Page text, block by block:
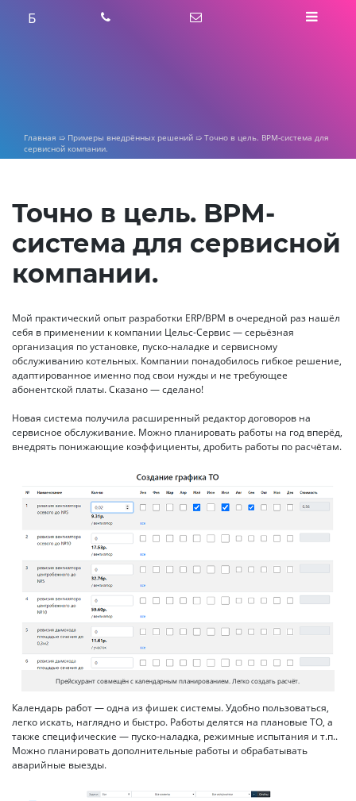
Б
Главная ➯ Примеры внедрённых решений ➯ Точно в цель. BPM-система для
сервисной компании.
Точно в цель. BPM-
система для сервисной
компании.
Мой практический опыт разработки ERP/BPM в очередной раз нашёл
себя в применении к компании Цельс-Сервис — серьёзная
организация по установке, пуско-наладке и сервисному
обслуживанию котельных. Компании понадобилось гибкое решение,
адаптированное именно под свои нужды и не требующее
абонентской платы. Сказано — сделано!
Новая система получила расширенный редактор договоров на
сервисное обслуживание. Можно планировать работы на год вперёд,
внедрять понижающие коэффициенты, дробить работы по расчётам.
Прейскурант совмещён с календарным планированием. Легко создать расчёт.
Календарь работ — одна из фишек системы. Удобно пользоваться,
легко искать, наглядно и быстро. Работы делятся на плановые ТО, а
также специфические — пуско-наладка, режимные испытания и т.п..
Можно планировать дополнительные работы и обрабатывать
аварийные выезды.